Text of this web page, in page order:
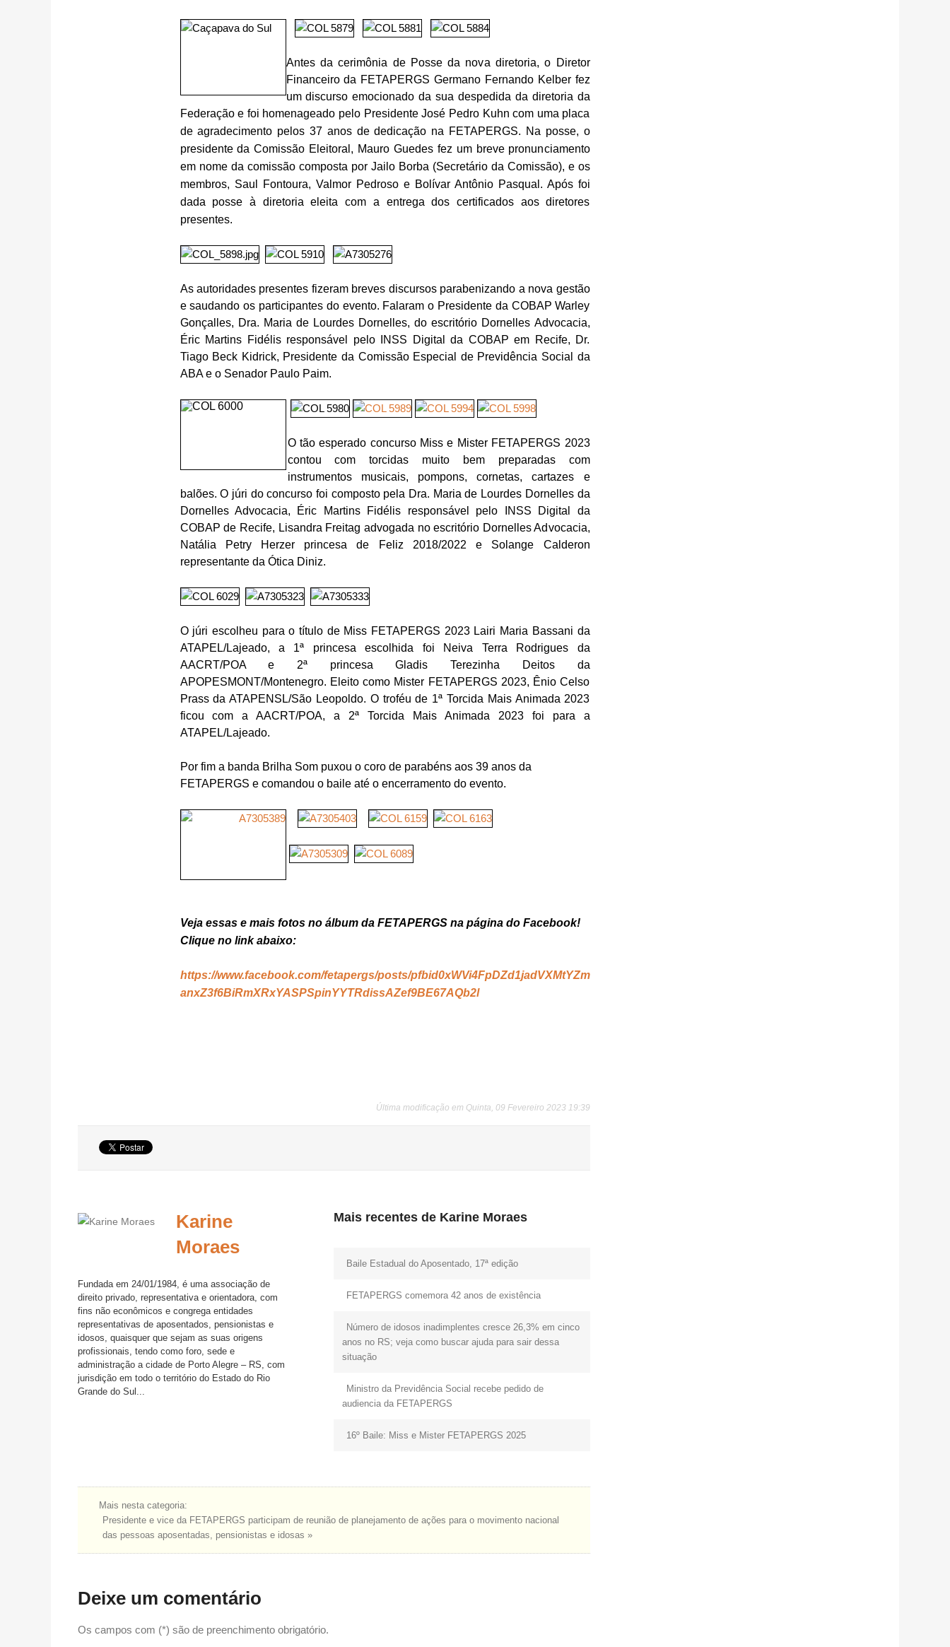
Antes da cerimônia de Posse da nova diretoria, o Diretor
Financeiro da FETAPERGS Germano Fernando Kelber fez
um discurso emocionado da sua despedida da diretoria da
Federação e foi homenageado pelo Presidente José Pedro Kuhn com uma placa
de agradecimento pelos 37 anos de dedicação na FETAPERGS. Na posse, o
presidente da Comissão Eleitoral, Mauro Guedes fez um breve pronunciamento
em nome da comissão composta por Jailo Borba (Secretário da Comissão), e os
membros, Saul Fontoura, Valmor Pedroso e Bolívar Antônio Pasqual. Após foi
dada posse à diretoria eleita com a entrega dos certificados aos diretores
presentes.
As autoridades presentes fizeram breves discursos parabenizando a nova gestão
e saudando os participantes do evento. Falaram o Presidente da COBAP Warley
Gonçalles, Dra. Maria de Lourdes Dornelles, do escritório Dornelles Advocacia,
Éric Martins Fidélis responsável pelo INSS Digital da COBAP em Recife, Dr.
Tiago Beck Kidrick, Presidente da Comissão Especial de Previdência Social da
ABA e o Senador Paulo Paim.
O tão esperado concurso Miss e Mister FETAPERGS 2023
contou com torcidas muito bem preparadas com
instrumentos musicais, pompons, cornetas, cartazes e
balões. O júri do concurso foi composto pela Dra. Maria de Lourdes Dornelles da
Dornelles Advocacia, Éric Martins Fidélis responsável pelo INSS Digital da
COBAP de Recife, Lisandra Freitag advogada no escritório Dornelles Advocacia,
Natália Petry Herzer princesa de Feliz 2018/2022 e Solange Calderon
representante da Ótica Diniz.
O júri escolheu para o título de Miss FETAPERGS 2023 Lairi Maria Bassani da
ATAPEL/Lajeado, a 1ª princesa escolhida foi Neiva Terra Rodrigues da
AACRT/POA e 2ª princesa Gladis Terezinha Deitos da
APOPESMONT/Montenegro. Eleito como Mister FETAPERGS 2023, Ênio Celso
Prass da ATAPENSL/São Leopoldo. O troféu de 1ª Torcida Mais Animada 2023
ficou com a AACRT/POA, a 2ª Torcida Mais Animada 2023 foi para a
ATAPEL/Lajeado.
Por fim a banda Brilha Som puxou o coro de parabéns aos 39 anos da
FETAPERGS e comandou o baile até o encerramento do evento.
Veja essas e mais fotos no álbum da FETAPERGS na página do Facebook!
Clique no link abaixo:
https://www.facebook.com/fetapergs/posts/pfbid0xWVi4FpDZd1jadVXMtYZm
anxZ3f6BiRmXRxYASPSpinYYTRdissAZef9BE67AQb2l
Última modificação em Quinta, 09 Fevereiro 2023 19:39
Karine
Moraes
Fundada em 24/01/1984, é uma associação de
direito privado, representativa e orientadora, com
fins não econômicos e congrega entidades
representativas de aposentados, pensionistas e
idosos, quaisquer que sejam as suas origens
profissionais, tendo como foro, sede e
administração a cidade de Porto Alegre – RS, com
jurisdição em todo o território do Estado do Rio
Grande do Sul...
Mais recentes de Karine Moraes
Baile Estadual do Aposentado, 17ª edição
FETAPERGS comemora 42 anos de existência
Número de idosos inadimplentes cresce 26,3% em cinco
anos no RS; veja como buscar ajuda para sair dessa
situação
Ministro da Previdência Social recebe pedido de
audiencia da FETAPERGS
16º Baile: Miss e Mister FETAPERGS 2025
Mais nesta categoria:
Presidente e vice da FETAPERGS participam de reunião de planejamento de ações para o movimento nacional
das pessoas aposentadas, pensionistas e idosas »
Deixe um comentário
Os campos com (*) são de preenchimento obrigatório.